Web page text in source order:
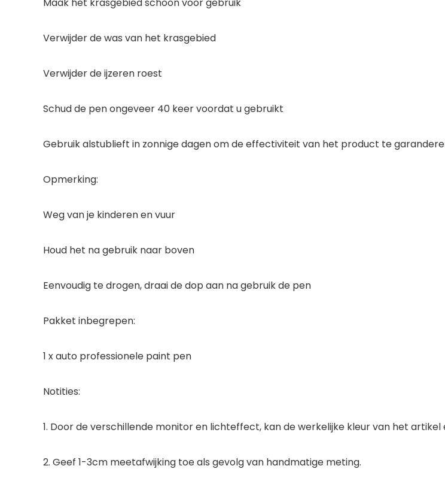
Verwijder de was van het krasgebied
Verwijder de ijzeren roest
Schud de pen ongeveer 40 keer voordat u gebruikt
Gebruik alstublieft in zonnige dagen om de effectiviteit van het product te
Opmerking:
Weg van je kinderen en vuur
Houd het na gebruik naar boven
Eenvoudig te drogen, draai de dop aan na gebruik de pen
Pakket inbegrepen:
1 x auto professionele paint pen
Notities:
1. Door de verschillende monitor en lichteffect, kan de werkelijke kleur van het artikel
2. Geef 1-3cm meetafwijking toe als gevolg van handmatige meting.